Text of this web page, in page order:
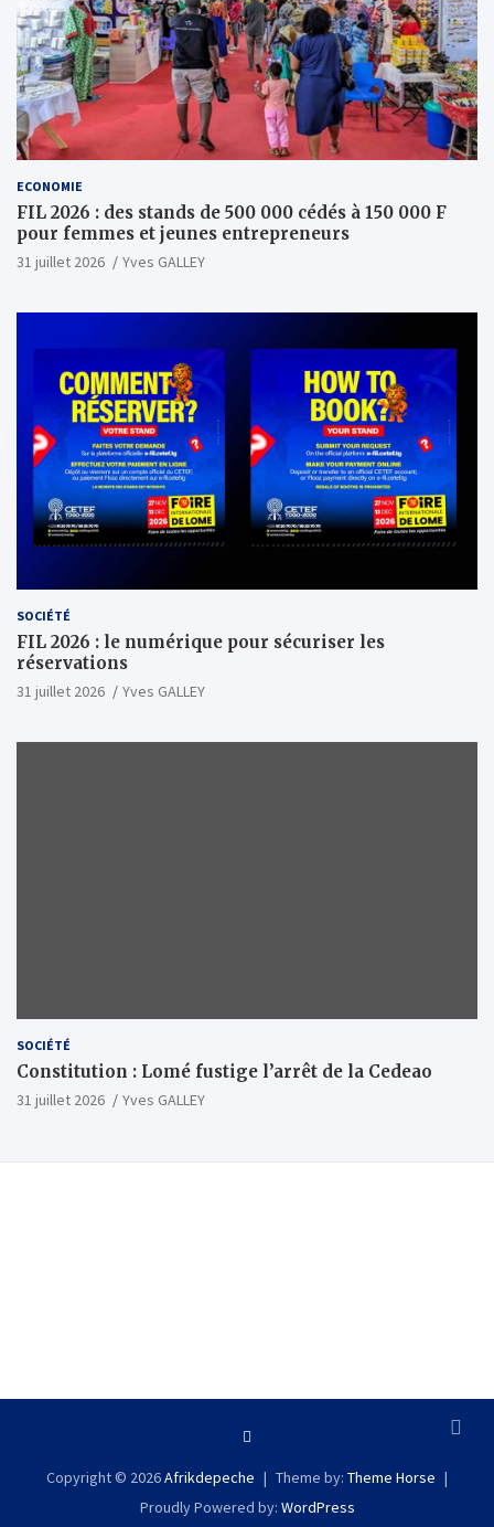
ECONOMIE
FIL 2026 : des stands de 500 000 cédés à 150 000 F
pour femmes et jeunes entrepreneurs
31 juillet 2026 Yves GALLEY
SOCIÉTÉ
FIL 2026 : le numérique pour sécuriser les
réservations
31 juillet 2026 Yves GALLEY
SOCIÉTÉ
Constitution : Lomé fustige l’arrêt de la Cedeao
31 juillet 2026 Yves GALLEY
Copyright © 2026Afrikdepeche Theme by: Theme Horse
Proudly Powered by: WordPress